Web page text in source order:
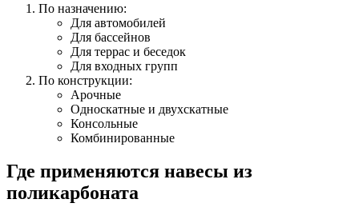
По назначению:
Для автомобилей
Для бассейнов
Для террас и беседок
Для входных групп
По конструкции:
Арочные
Односкатные и двухскатные
Консольные
Комбинированные
Где применяются навесы из
поликарбоната